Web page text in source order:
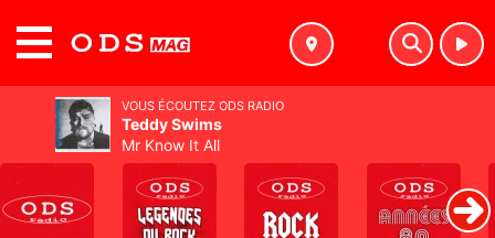
VOUS ÉCOUTEZ ODS RADIO
Teddy Swims
Mr Know It All